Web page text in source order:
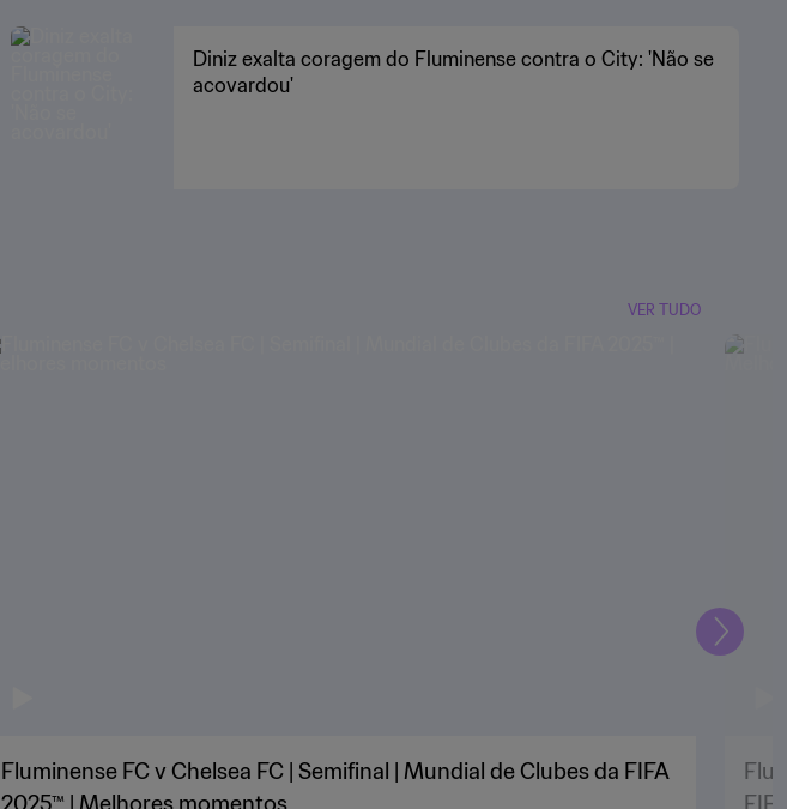
Diniz exalta coragem do Fluminense contra o City: 'Não se
acovardou'
VER TUDO
Fluminense FC v Chelsea FC | Semifinal | Mundial de Clubes da FIFA